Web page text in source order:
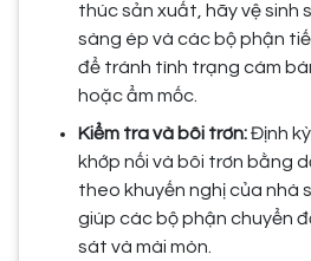
thúc sản xuất, hãy vệ sinh
sàng ép và các bộ phận
để tránh tình trạng cám
hoặc ẩm mốc.
Kiểm tra và bôi trơn:Định
khớp nối và bôi trơn bằng
theo khuyến nghị của nhà
giúp các bộ phận chuyển
sát và mài mòn.